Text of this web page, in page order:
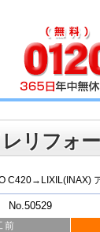
リフォ
C420→LIXIL(INAX)
No.50529
前